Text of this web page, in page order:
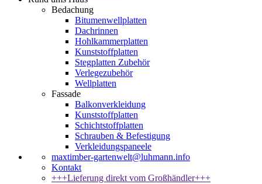
Bedachung
Bitumenwellplatten
Dachrinnen
Hohlkammerplatten
Kunststoffplatten
Stegplatten Zubehör
Verlegezubehör
Wellplatten
Fassade
Balkonverkleidung
Kunststoffplatten
Schichtstoffplatten
Schrauben & Befestigung
Verkleidungspaneele
maxtimber-gartenwelt@luhmann.info
Kontakt
+++Lieferung direkt vom Großhändler+++